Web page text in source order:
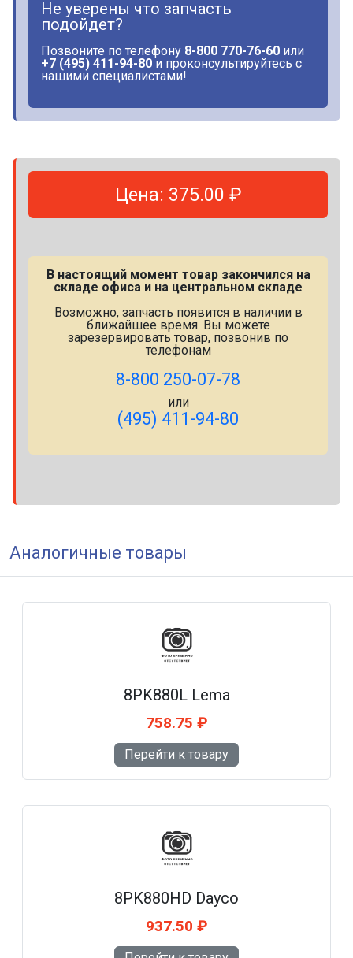
Не уверены что запчасть
подойдет?
Позвоните по телефону 8-800 770-76-60 или
+7 (495) 411-94-80 и проконсультируйтесь с
нашими специалистами!
Цена: 375.00 ₽
В настоящий момент товар закончился на
складе офиса и на центральном складе
Возможно, запчасть появится в наличии в
ближайшее время. Вы можете
зарезервировать товар, позвонив по
телефонам
8-800 250-07-78
или
(495) 411-94-80
Аналогичные товары
8PK880L Lema
758.75 ₽
Перейти к товару
8PK880HD Dayco
937.50 ₽